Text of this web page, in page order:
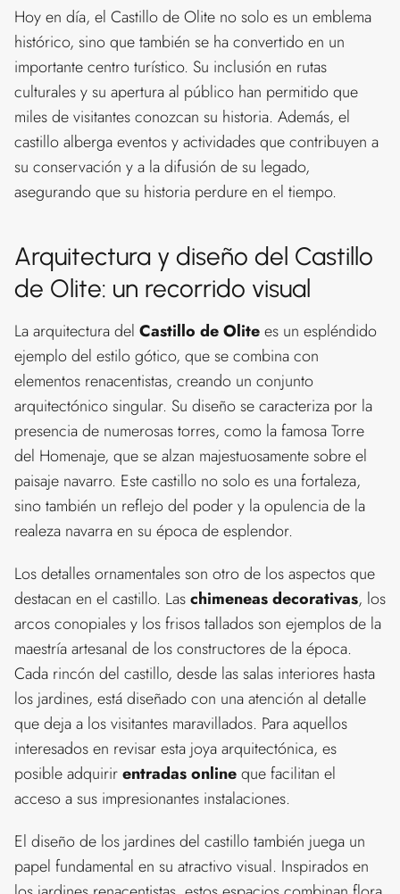
Hoy en día, el Castillo de Olite no solo es un emblema
histórico, sino que también se ha convertido en un
importante centro turístico. Su inclusión en rutas
culturales y su apertura al público han permitido que
miles de visitantes conozcan su historia. Además, el
castillo alberga eventos y actividades que contribuyen a
su conservación y a la difusión de su legado,
asegurando que su historia perdure en el tiempo.
Arquitectura y diseño del Castillo
de Olite: un recorrido visual
La arquitectura del Castillo de Olitees un espléndido
ejemplo del estilo gótico, que se combina con
elementos renacentistas, creando un conjunto
arquitectónico singular. Su diseño se caracteriza por la
presencia de numerosas torres, como la famosa Torre
del Homenaje, que se alzan majestuosamente sobre el
paisaje navarro. Este castillo no solo es una fortaleza,
sino también un reflejo del poder y la opulencia de la
realeza navarra en su época de esplendor.
Los detalles ornamentales son otro de los aspectos que
destacan en el castillo. Laschimeneas decorativas, los
arcos conopiales y los frisos tallados son ejemplos de la
maestría artesanal de los constructores de la época.
Cada rincón del castillo, desde las salas interiores hasta
los jardines, está diseñado con una atención al detalle
que deja a los visitantes maravillados. Para aquellos
interesados en revisar esta joya arquitectónica, es
posible adquirirentradas onlineque facilitan el
acceso a sus impresionantes instalaciones.
El diseño de los jardines del castillo también juega un
papel fundamental en su atractivo visual. Inspirados en